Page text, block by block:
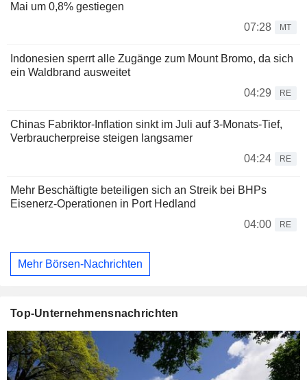
Mai um 0,8% gestiegen
07:28
MT
Indonesien sperrt alle Zugänge zum Mount Bromo, da sich
ein Waldbrand ausweitet
04:29
RE
Chinas Fabriktor-Inflation sinkt im Juli auf 3-Monats-Tief,
Verbraucherpreise steigen langsamer
04:24
RE
Mehr Beschäftigte beteiligen sich an Streik bei BHPs
Eisenerz-Operationen in Port Hedland
04:00
RE
Mehr Börsen-Nachrichten
Top-Unternehmensnachrichten